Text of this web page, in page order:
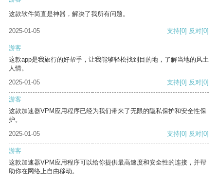
这款软件简直是神器，解决了我所有问题。
2025-01-05 支持[0] 反对[0]
游客
这款app是我旅行的好帮手，让我能够轻松找到目的地，了解当地的风土
人情。
2025-01-05
支持[0] 反对[0]
游客
这款加速器VPM应用程序已经为我们带来了无限的隐私保护和安全性保
护。
2025-01-05
支持[0] 反对[0]
游客
这款加速器VPM应用程序可以给你提供最高速度和安全性的连接，并帮
助你在网络上自由移动。